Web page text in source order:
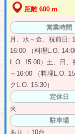
距離 600 m
営業時間
月、水～金、祝前日:
16:00 （料理L.O.
L.O. 15:00）土、日、
～16:00 （料理L.O.
クL.O. 15:30）
定休日
火
駐車場
あり ：10台